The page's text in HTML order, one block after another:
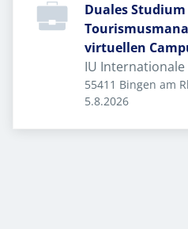
Duales Studium
virtuellen
Bingen
IU
55411 Bingen am
Veröffentlicht
5.8.2026